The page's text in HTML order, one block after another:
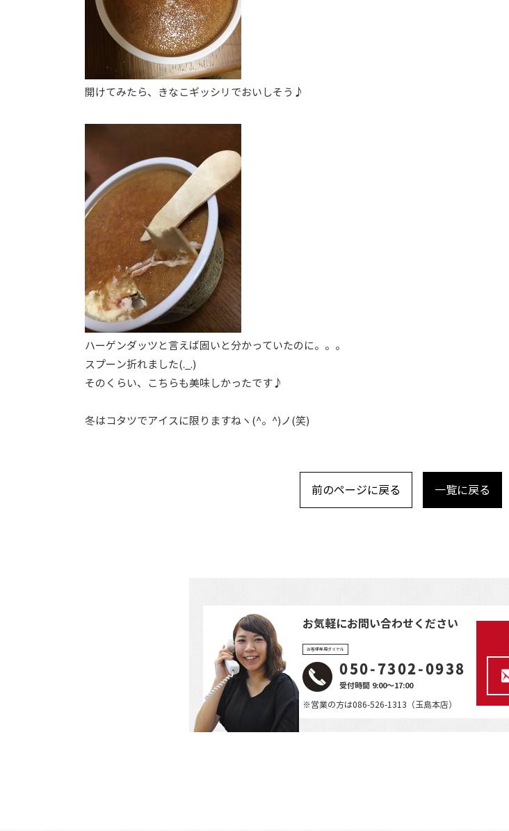
開けてみたら、きなこギッシリでおいしそう♪
ハーゲンダッツと言えば固いと分かっていたのに。。。
スプーン折れました(._.)
そのくらい、こちらも美味しかったです♪
冬はコタツでアイスに限りますねヽ(^。^)ノ(笑)
前のページに戻る 一覧に戻る
お気軽にお問い合わせください
お客様専用ダイヤル
050-7302-0938
受付時間 9:00～17:00
※営業の方は086-526-1313（玉島本店）